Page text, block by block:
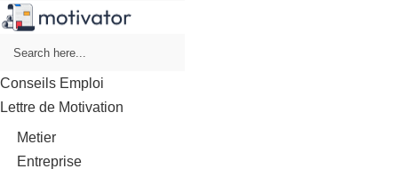
Conseils Emploi
Lettre de Motivation
Metier
Entreprise